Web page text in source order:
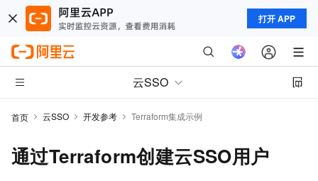
打开 APP
云SSO
首页 云SSO 开发参考 Terraform集成示例
通过Terraform创建云SSO用户